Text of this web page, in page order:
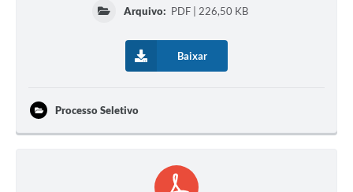
Arquivo: PDF | 226,50 KB
Baixar
Processo Seletivo